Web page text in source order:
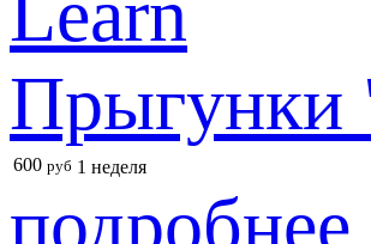
Прыгунки
600 руб 1 неделя
подробнее